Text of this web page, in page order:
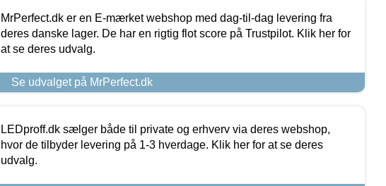
MrPerfect.dk er en E-mærket webshop med dag-til-dag levering fra
deres danske lager. De har en rigtig flot score på Trustpilot. Klik her for
at se deres udvalg.
Se udvalget på MrPerfect.dk
LEDproff.dk sælger både til private og erhverv via deres webshop,
hvor de tilbyder levering på 1-3 hverdage. Klik her for at se deres
udvalg.